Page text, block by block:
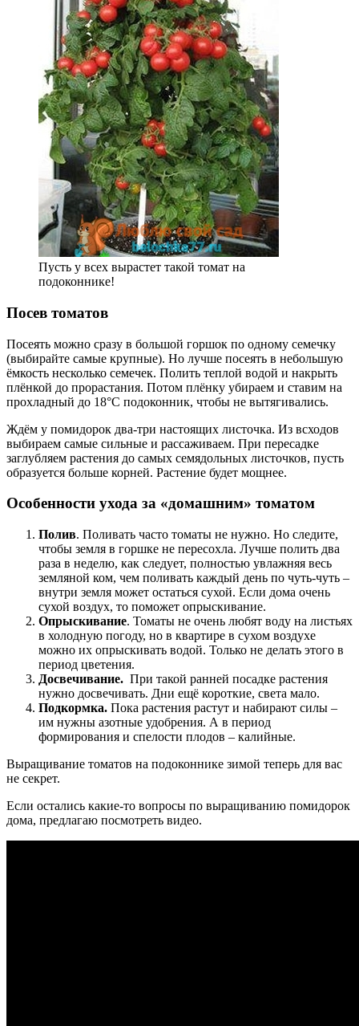
Пусть у всех вырастет такой томат на
подоконнике!
Посев томатов
Посеять можно сразу в большой горшок по одному семечку
(выбирайте самые крупные). Но лучше посеять в небольшую
ёмкость несколько семечек. Полить теплой водой и накрыть
плёнкой до прорастания. Потом плёнку убираем и ставим на
прохладный до 18°С подоконник, чтобы не вытягивались.
Ждём у помидорок два-три настоящих листочка. Из всходов
выбираем самые сильные и рассаживаем. При пересадке
заглубляем растения до самых семядольных листочков, пусть
образуется больше корней. Растение будет мощнее.
Особенности ухода за «домашним» томатом
Полив. Поливать часто томаты не нужно. Но следите,
чтобы земля в горшке не пересохла. Лучше полить два
раза в неделю, как следует, полностью увлажняя весь
земляной ком, чем поливать каждый день по чуть-чуть –
внутри земля может остаться сухой. Если дома очень
сухой воздух, то поможет опрыскивание.
Опрыскивание. Томаты не очень любят воду на листьях
в холодную погоду, но в квартире в сухом воздухе
можно их опрыскивать водой. Только не делать этого в
период цветения.
Досвечивание. При такой ранней посадке растения
нужно досвечивать. Дни ещё короткие, света мало.
Подкормка. Пока растения растут и набирают силы –
им нужны азотные удобрения. А в период
формирования и спелости плодов – калийные.
Выращивание томатов на подоконнике зимой теперь для вас
не секрет.
Если остались какие-то вопросы по выращиванию помидорок
дома, предлагаю посмотреть видео.